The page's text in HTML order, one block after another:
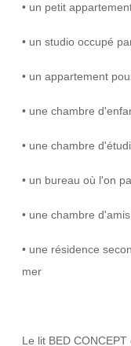
• un petit
• un studio occupé
• un appartement
• une chambre
• une chambre
• un bureau où l'on
• une chambre d'amis
• une résidence
mer
Le lit BED